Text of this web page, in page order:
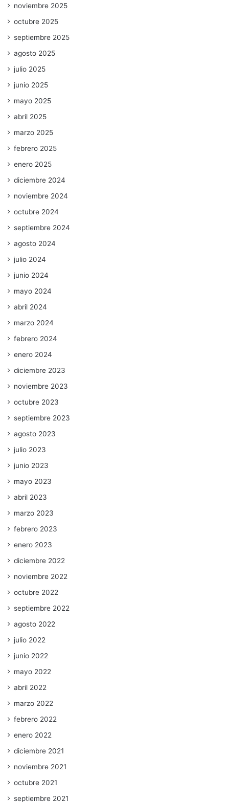
noviembre 2025
octubre 2025
septiembre 2025
agosto 2025
julio 2025
junio 2025
mayo 2025
abril 2025
marzo 2025
febrero 2025
enero 2025
diciembre 2024
noviembre 2024
octubre 2024
septiembre 2024
agosto 2024
julio 2024
junio 2024
mayo 2024
abril 2024
marzo 2024
febrero 2024
enero 2024
diciembre 2023
noviembre 2023
octubre 2023
septiembre 2023
agosto 2023
julio 2023
junio 2023
mayo 2023
abril 2023
marzo 2023
febrero 2023
enero 2023
diciembre 2022
noviembre 2022
octubre 2022
septiembre 2022
agosto 2022
julio 2022
junio 2022
mayo 2022
abril 2022
marzo 2022
febrero 2022
enero 2022
diciembre 2021
noviembre 2021
octubre 2021
septiembre 2021